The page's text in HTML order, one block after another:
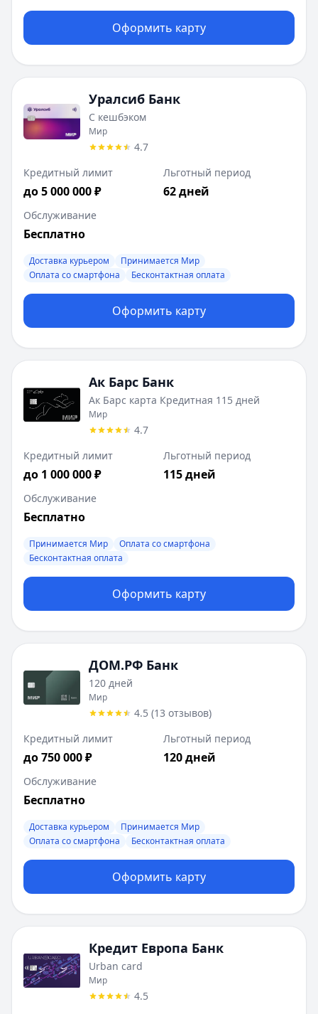
Оформить карту
Уралсиб Банк
С кешбэком
Мир
4.7
Кредитный лимит
до 5 000 000 ₽
Льготный период
62 дней
Обслуживание
Бесплатно
Доставка курьером
Принимается Мир
Оплата со смартфона
Бесконтактная оплата
Оформить карту
Ак Барс Банк
Ак Барс карта Кредитная 115 дней
Мир
4.7
Кредитный лимит
до 1 000 000 ₽
Льготный период
115 дней
Обслуживание
Бесплатно
Принимается Мир
Оплата со смартфона
Бесконтактная оплата
Оформить карту
ДОМ.РФ Банк
120 дней
Мир
4.5 (13 отзывов)
Кредитный лимит
до 750 000 ₽
Льготный период
120 дней
Обслуживание
Бесплатно
Доставка курьером
Принимается Мир
Оплата со смартфона
Бесконтактная оплата
Оформить карту
Кредит Европа Банк
Urban card
Мир
4.5